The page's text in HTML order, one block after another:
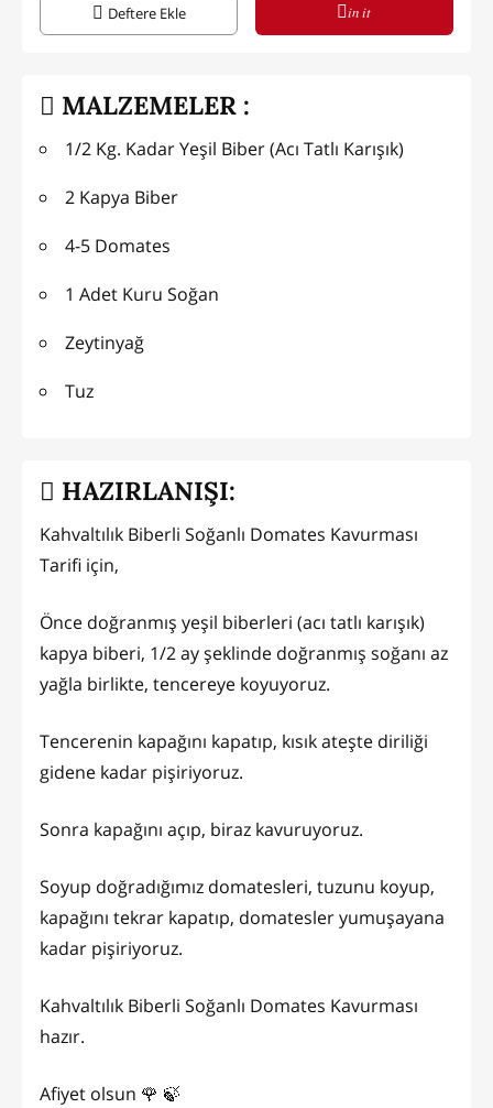
Deftere Ekle in it
MALZEMELER :
1/2 Kg. Kadar Yeşil Biber (Acı Tatlı Karışık)
2 Kapya Biber
4-5 Domates
1 Adet Kuru Soğan
Zeytinyağ
Tuz
HAZIRLANIŞI:
Kahvaltılık Biberli Soğanlı Domates Kavurması
Tarifi için,
Önce doğranmış yeşil biberleri (acı tatlı karışık)
kapya biberi, 1/2 ay şeklinde doğranmış soğanı az
yağla birlikte, tencereye koyuyoruz.
Tencerenin kapağını kapatıp, kısık ateşte diriliği
gidene kadar pişiriyoruz.
Sonra kapağını açıp, biraz kavuruyoruz.
Soyup doğradığımız domatesleri, tuzunu koyup,
kapağını tekrar kapatıp, domatesler yumuşayana
kadar pişiriyoruz.
Kahvaltılık Biberli Soğanlı Domates Kavurması
hazır.
Afiyet olsun 🌹 🍃